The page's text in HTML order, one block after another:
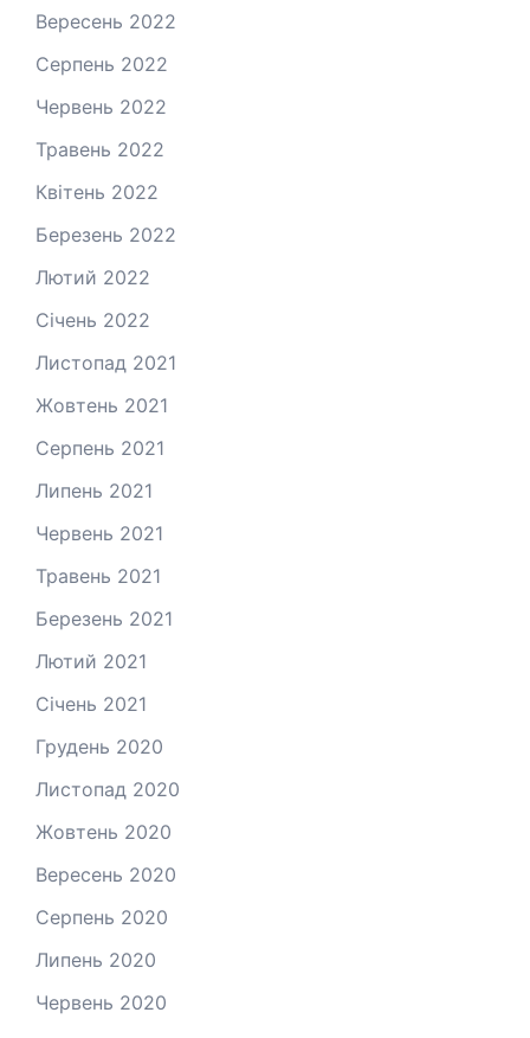
Вересень 2022
Серпень 2022
Червень 2022
Травень 2022
Квітень 2022
Березень 2022
Лютий 2022
Січень 2022
Листопад 2021
Жовтень 2021
Серпень 2021
Липень 2021
Червень 2021
Травень 2021
Березень 2021
Лютий 2021
Січень 2021
Грудень 2020
Листопад 2020
Жовтень 2020
Вересень 2020
Серпень 2020
Липень 2020
Червень 2020